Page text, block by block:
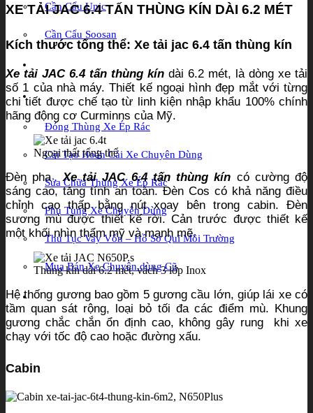
Cần Cẩu Unic
Cần Cẩu Soosan
Dịch Vụ
Đóng Thùng Xe Ép Rác
Cải Tạo Hoán Cải Xe Chuyên Dùng
Sửa Chữa Thùng Xe Ép Rác
Phụ Tùng Xe Chuyên Dùng
Thủ Tục Vay Vốn – Hồ Sơ Quĩ Môi Trường
Mua Bán Xe Chuyên dùng Cũ
Liên hệ
XE TẢI JAC 6.4 TẤN THÙNG KÍN DÀI 6.2 MÉT
Kích thước tổng thể: Xe tải jac 6.4 tấn thùng kín
Xe tải JAC 6.4 tấn thùng kín dài 6.2 mét, là dòng xe tải
số 1 của nhà máy. Thiết kế ngoại hình đẹp mắt với từng
chi tiết được chế tạo từ linh kiện nhập khẩu 100% chính
hãng động cơ Curminns của Mỹ.
Ngoại thất tổng thể
Đèn phaXe tải JAC 6.4 tấn thùng kín có cường độ
sáng cao, tăng tính an toàn. Đèn Cos có khả năng điều
chỉnh cao thấp bằng nút xoay bên trong cabin. Đèn
sương mù được thiết kế rời. Cản trước được thiết kế
một khối nhìn thẩm mỹ và mạnh mẽ.
Thùng kín dài 6.2 mét, vách 3 lớp Inox
Hệ thống gương bao gồm 5 gương cầu lớn, giúp lái xe có
tầm quan sát rộng, loại bỏ tối đa các điểm mù. Khung
gương chắc chắn ổn định cao, không gây rung khi xe
chạy với tốc độ cao hoặc đường xấu.
Cabin